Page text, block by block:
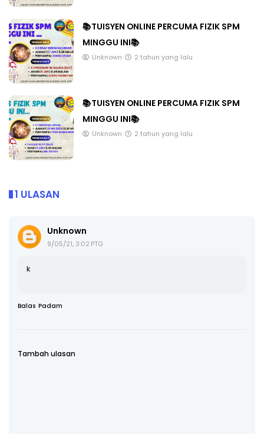
📚TUISYEN ONLINE PERCUMA FIZIK SPM
MINGGU INI📚
Unknown 2 tahun yang lalu
📚TUISYEN ONLINE PERCUMA FIZIK SPM
MINGGU INI📚
Unknown 2 tahun yang lalu
1 ULASAN
Unknown
9/05/21, 3:02 PTG
k
Balas Padam
Tambah ulasan